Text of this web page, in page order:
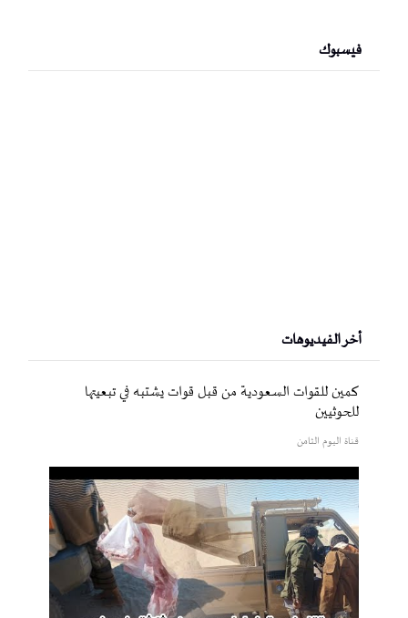
فيسبوك
أخر الفيديوهات
كمين للقوات السعودية من قبل قوات يشتبه في تبعيتها
للحوثيين
قناة اليوم الثامن